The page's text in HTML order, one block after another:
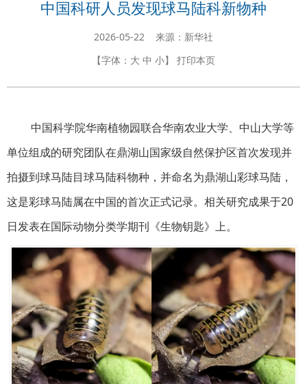
中国科研人员发现球马陆科新物种
2026-05-22 来源：新华社
【字体： 大 中 小】 打印本页
中国科学院华南植物园联合华南农业大学、中山大学等
单位组成的研究团队在鼎湖山国家级自然保护区首次发现并
拍摄到球马陆目球马陆科物种，并命名为鼎湖山彩球马陆，
这是彩球马陆属在中国的首次正式记录。相关研究成果于20
日发表在国际动物分类学期刊《生物钥匙》上。